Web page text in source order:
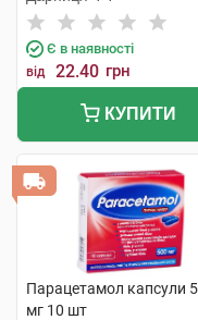
Є в наявності
від 22.40 грн
КУПИТИ
Парацетамол капсули
мг 10 шт